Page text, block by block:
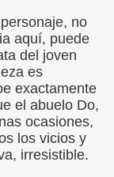
no
aquí, puede
del joven
es
exactamente
el abuelo Do,
ocasiones,
los vicios y
irresistible.
(editora
Ceguera o